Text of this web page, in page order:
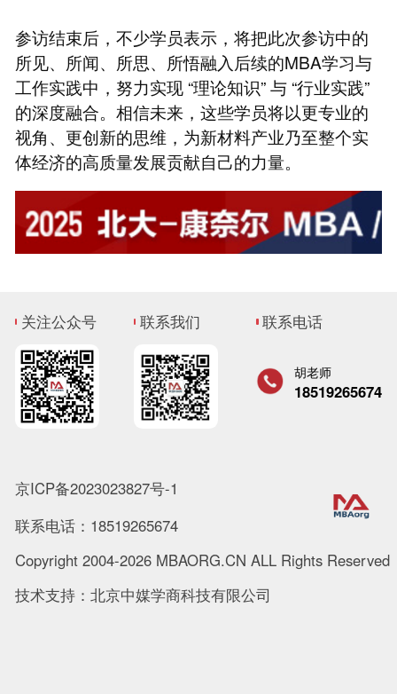
参访结束后，不少学员表示，将把此次参访中的
所见、所闻、所思、所悟融入后续的MBA学习与
工作实践中，努力实现 “理论知识” 与 “行业实践”
的深度融合。相信未来，这些学员将以更专业的
视角、更创新的思维，为新材料产业乃至整个实
体经济的高质量发展贡献自己的力量。
关注公众号 联系我们 联系电话
胡老师
18519265674
京ICP备2023023827号-1
联系电话：18519265674
Copyright 2004-2026 MBAORG.CN ALL Rights Reserved
技术支持：北京中媒学商科技有限公司